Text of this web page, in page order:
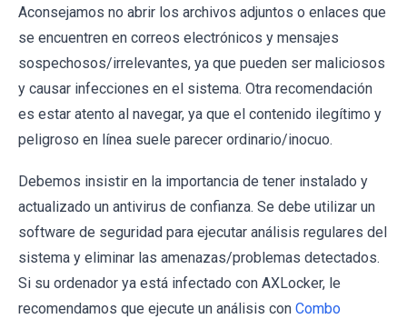
Aconsejamos no abrir los archivos adjuntos o enlaces que
se encuentren en correos electrónicos y mensajes
sospechosos/irrelevantes, ya que pueden ser maliciosos
y causar infecciones en el sistema. Otra recomendación
es estar atento al navegar, ya que el contenido ilegítimo y
peligroso en línea suele parecer ordinario/inocuo.
Debemos insistir en la importancia de tener instalado y
actualizado un antivirus de confianza. Se debe utilizar un
software de seguridad para ejecutar análisis regulares del
sistema y eliminar las amenazas/problemas detectados.
Si su ordenador ya está infectado con AXLocker, le
recomendamos que ejecute un análisis con Combo